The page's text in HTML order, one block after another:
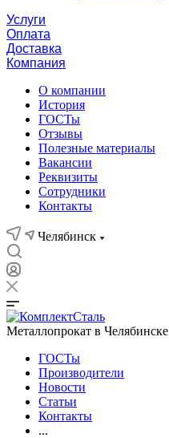
Услуги
Оплата
Доставка
Компания
О компании
История
ГОСТы
Отзывы
Полезные материалы
Вакансии
Реквизиты
Сотрудники
Контакты
Челябинск
Металлопрокат в Челябинске
ГОСТы
Производители
Новости
Статьи
Контакты
...